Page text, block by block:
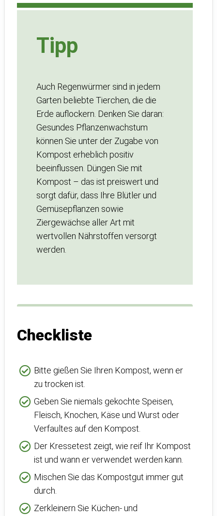
Tipp
Auch Regenwürmer sind in jedem
Garten beliebte Tierchen, die die
Erde auflockern. Denken Sie daran:
Gesundes Pflanzenwachstum
können Sie unter der Zugabe von
Kompost erheblich positiv
beeinflussen. Düngen Sie mit
Kompost – das ist preiswert und
sorgt dafür, dass Ihre Blütler und
Gemüsepflanzen sowie
Ziergewächse aller Art mit
wertvollen Nährstoffen versorgt
werden.
Checkliste
Bitte gießen Sie Ihren Kompost, wenn er
zu trocken ist.
Geben Sie niemals gekochte Speisen,
Fleisch, Knochen, Käse und Wurst oder
Verfaultes auf den Kompost.
Der Kressetest zeigt, wie reif Ihr Kompost
ist und wann er verwendet werden kann.
Mischen Sie das Kompostgut immer gut
durch.
Zerkleinern Sie Küchen- und